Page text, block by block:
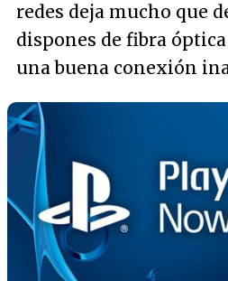
redes deja mucho que
dispones de fibra
una buena conexión